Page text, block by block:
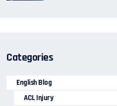
Categories
English Blog
ACL Injury